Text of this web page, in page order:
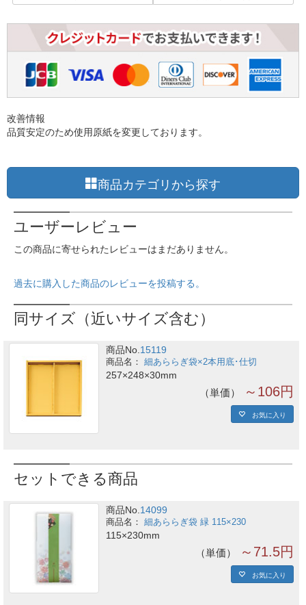
改善情報
品質安定のため使用原紙を変更しております。
商品カテゴリから探す
ユーザーレビュー
この商品に寄せられたレビューはまだありません。
過去に購入した商品のレビューを投稿する。
同サイズ（近いサイズ含む）
商品No.15119
細あららぎ袋×2本用底･仕切
257×248×30mm
単価 ～106円
お気に入り
セットできる商品
商品No. 14099
細あららぎ袋 緑 115×230
115×230mm
単価 ～71.5円
お気に入り